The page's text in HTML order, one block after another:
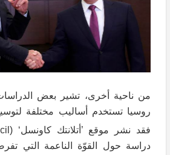
من ناحية أخرى، تشير بعض
روسيا تستخدم أساليب مختلفة
فقد نشر موقع ’أتلانتك كاونسل‘ (Atlantic Council)
دراسة حول القوّة الناعمة التي